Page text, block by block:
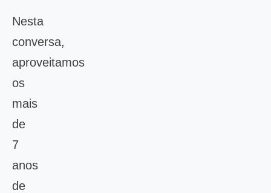
Nesta
conversa,
aproveitamos
os
mais
de
7
anos
de